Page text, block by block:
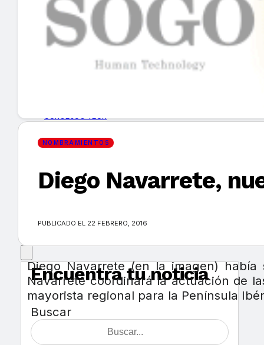
INICIO
EMPRESAS
GUÍA DE COMPRA
MERCADOS Y TENDENCIAS
EVENTOS
Encuentra tu noticia
Buscar
NOMBRAMIENTOS
Diego Navarrete,
PUBLICADO EL 22 FEBRERO, 2016
Diego Navarrete (en la imagen)
Navarrete coordinará la actuación de
mayorista regional para la Península